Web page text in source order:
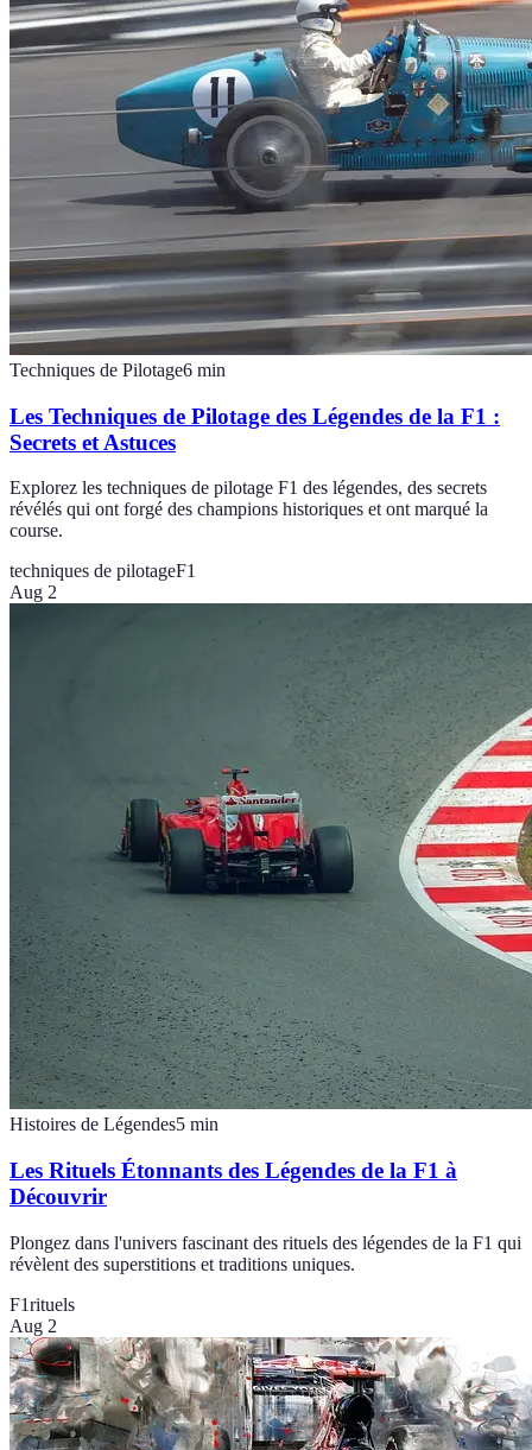
Techniques de Pilotage6 min
Les Techniques de Pilotage des Légendes de la F1 :
Secrets et Astuces
Explorez les techniques de pilotage F1 des légendes, des secrets
révélés qui ont forgé des champions historiques et ont marqué la
course.
techniques de pilotageF1
Aug 2
Histoires de Légendes5 min
Les Rituels Étonnants des Légendes de la F1 à
Découvrir
Plongez dans l'univers fascinant des rituels des légendes de la F1 qui
révèlent des superstitions et traditions uniques.
F1rituels
Aug 2